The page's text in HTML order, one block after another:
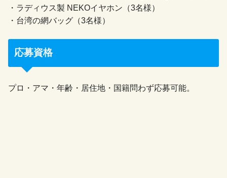
・ラディウス製 NEKOイヤホン（3名様）
・台湾の網バッグ（3名様）
応募資格
プロ・アマ・年齢・居住地・国籍問わず応募可能。